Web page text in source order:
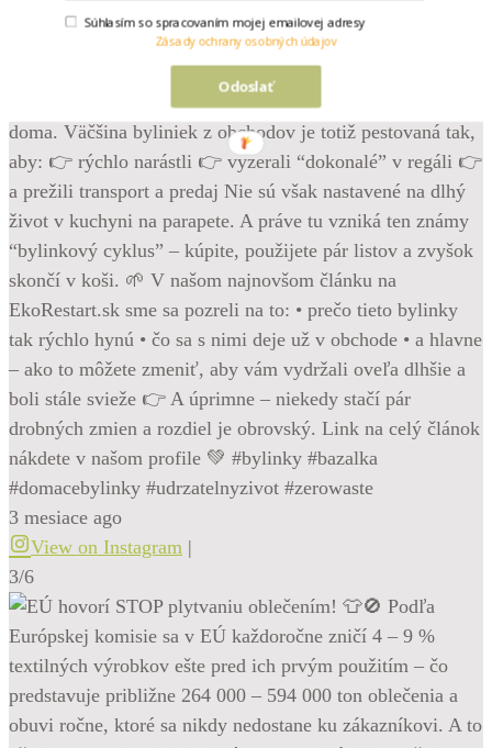
Krásne, svieže bylinky z obchodu – bazalka, mäta,
pažítka… Vyzerajú, že vám poslúžia celé týždne. Možno
mesiace. A potom príde realita. Žltnú. Vädnú. Hneď po pár
dňoch hynú. Ale pravda je, že problém často nie je u vás
doma. Väčšina byliniek z obchodov je totiž pestovaná tak,
aby: 👉 rýchlo narástli 👉 vyzerali “dokonalé” v regáli 👉
a prežili transport a predaj Nie sú však nastavené na dlhý
život v kuchyni na parapete. A práve tu vzniká ten známy
“bylinkový cyklus” – kúpite, použijete pár listov a zvyšok
skončí v koši. 🌱 V našom najnovšom článku na
EkoRestart.sk sme sa pozreli na to: • prečo tieto bylinky
tak rýchlo hynú • čo sa s nimi deje už v obchode • a hlavne
– ako to môžete zmeniť, aby vám vydržali oveľa dlhšie a
boli stále svieže 👉 A úprimne – niekedy stačí pár
drobných zmien a rozdiel je obrovský. Link na celý článok
nákdete v našom profile 💚 #bylinky #bazalka
#domacebylinky #udrzatelnyzivot #zerowaste
3 mesiace ago
View on Instagram |
3/6
Odoslať
Súhlasím so spracovaním mojej emailovej adresy
Zásady ochrany osobných údajov